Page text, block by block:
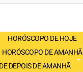
HORÓSCOPO DE HOJE
HORÓSCOPO DE AMANHÃ
DEPOIS DE AMANHÃ